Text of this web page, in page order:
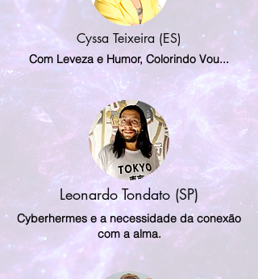
Cyssa Teixeira (ES)
Com Leveza e Humor, Colorindo Vou...
Leonardo Tondato (SP)
Cyberhermes e a necessidade da conexão
com a alma.